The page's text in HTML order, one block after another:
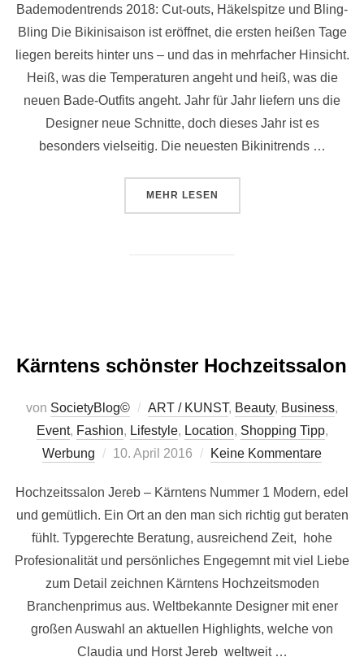
Bademodentrends 2018: Cut-outs, Häkelspitze und Bling-
Bling Die Bikinisaison ist eröffnet, die ersten heißen Tage
liegen bereits hinter uns – und das in mehrfacher Hinsicht.
Heiß, was die Temperaturen angeht und heiß, was die
neuen Bade-Outfits angeht. Jahr für Jahr liefern uns die
Designer neue Schnitte, doch dieses Jahr ist es
besonders vielseitig. Die neuesten Bikinitrends …
MEHR ÜBER „BADEMODENTRENDS
LESEN
Kärntens schönster Hochzeitssalon
von SocietyBlog© ART / KUNST, Beauty, Business,
Event, Fashion, Lifestyle, Location, Shopping Tipp,
Werbung
Veröffentlicht
10. April 2016 Keine Kommentare
Hochzeitssalon Jereb – Kärntens Nummer 1 Modern, edel
und gemütlich. Ein Ort an den man sich richtig gut beraten
fühlt. Typgerechte Beratung, ausreichend Zeit, hohe
Profesionalität und persönliches Engegemnt mit viel Liebe
zum Detail zeichnen Kärntens Hochzeitsmoden
Branchenprimus aus. Weltbekannte Designer mit ener
großen Auswahl an aktuellen Highlights, welche von
Claudia und Horst Jereb weltweit …